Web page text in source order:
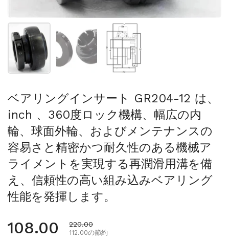
スライド1を表示 スライド2を表示スライド3を表示
ベアリングインサート GR204-12 は、
inch 、360度ロック機構、幅広の内
輪、球面外輪、およびメンテナンスの
容易さと精密かつ耐久性のある機械ア
ライメントを実現する再潤滑用溝を備
え、信頼性の高い組み込みベアリング
性能を発揮します。
通常価格
108.00 セール価格
220.00
112.00の節約